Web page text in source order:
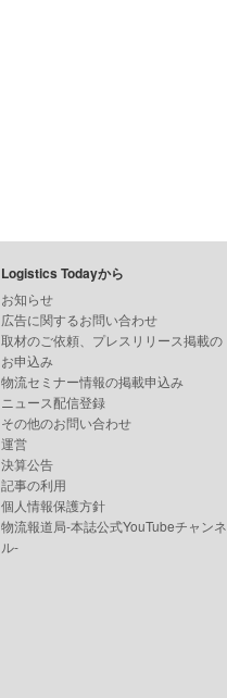
Logistics Todayから
お知らせ
広告に関するお問い合わせ
取材のご依頼、プレスリリース掲載の
お申込み
物流セミナー情報の掲載申込み
ニュース配信登録
その他のお問い合わせ
運営
決算公告
記事の利用
個人情報保護方針
物流報道局-本誌公式YouTubeチャンネ
ル-